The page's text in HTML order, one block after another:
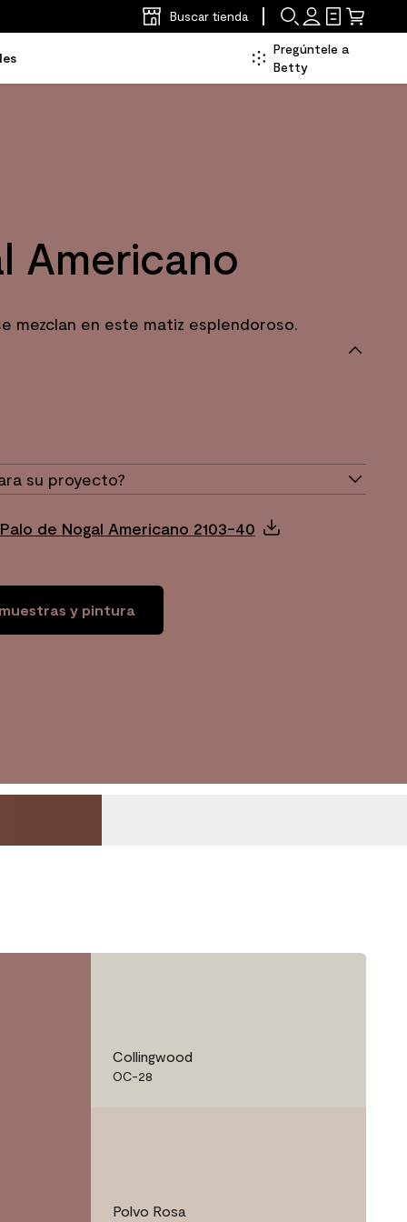
Buscar tienda
Pregúntele a
Betty
Americano
mezclan en este matiz esplendoroso.
su proyecto?
de Nogal Americano 2103-40
y pintura
Collingwood
OC-28
Polvo Rosa